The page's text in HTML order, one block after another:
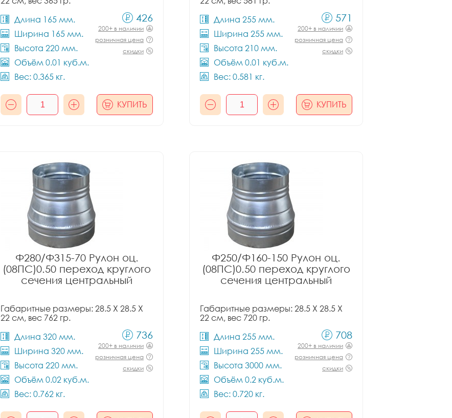
Длина 165 мм.
Ширина 165 мм.
Высота 220 мм.
Объём 0.01 куб.м.
Вес: 0.365 кг.
426
200+ в наличии
розничная цена
скидки
КУПИТЬ
Длина 255 мм.
Ширина 255 мм.
Высота 210 мм.
Объём 0.01 куб.м.
Вес: 0.581 кг.
571
200+ в наличии
розничная цена
скидки
КУПИТЬ
Ф280/Ф315-70 Рулон оц.
(08ПС)0.50 переход круглого
сечения центральный
Габаритные размеры: 28.5 X 28.5 X
22 см, вес 762 гр.
Длина 320 мм.
Ширина 320 мм.
Высота 220 мм.
Объём 0.02 куб.м.
Вес: 0.762 кг.
736
200+ в наличии
розничная цена
скидки
Ф250/Ф160-150 Рулон оц.
(08ПС)0.50 переход круглого
сечения центральный
Габаритные размеры: 28.5 X 28.5 X
22 см, вес 720 гр.
Длина 255 мм.
Ширина 255 мм.
Высота 3000 мм.
Объём 0.2 куб.м.
Вес: 0.720 кг.
708
200+ в наличии
розничная цена
скидки